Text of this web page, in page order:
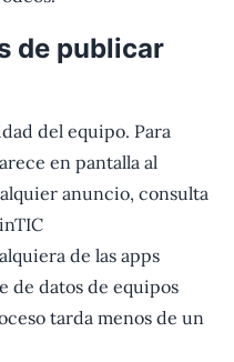
de publicar
del equipo. Para
en pantalla al
anuncio, consulta
de las apps
de datos de equipos
tarda menos de un